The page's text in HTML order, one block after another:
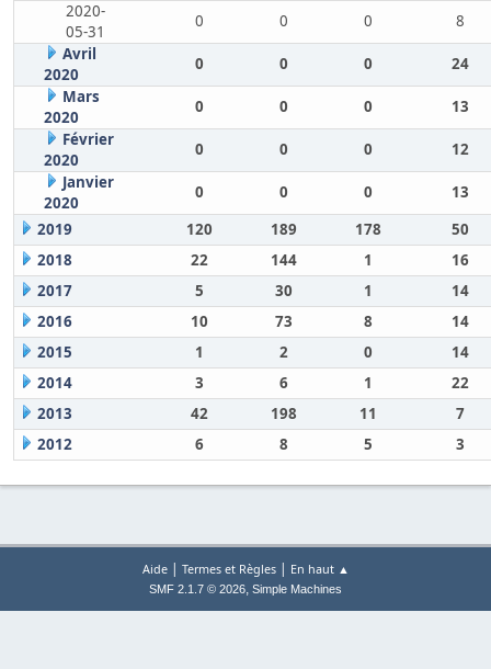
2020-
05-31
0 0 0
8
Avril
2020
0 0 0
24
Mars
2020
0 0 0
13
Février
2020
0 0 0
12
Janvier
2020
0 0 0
13
2019
120 189 178
50
2018
22 144 1
16
2017
5 30 1
14
2016
10 73 8
14
2015
1 2 0
14
2014
3 6 1
22
2013
42 198 11
7
2012
6 8 5 3
Aide| Termes et Règles| En haut ▲
SMF 2.1.7 © 2026, Simple Machines